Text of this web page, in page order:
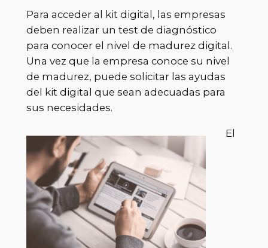
Para acceder al kit digital, las empresas
deben realizar un test de diagnóstico
para conocer el nivel de madurez digital.
Una vez que la empresa conoce su nivel
de madurez, puede solicitar las ayudas
del kit digital que sean adecuadas para
sus necesidades.
El